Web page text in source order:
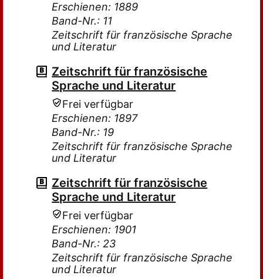
Erschienen: 1889
Band-Nr.: 11
Zeitschrift für französische Sprache
und Literatur
Zeitschrift für französische
Sprache und Literatur
Frei verfügbar
Erschienen: 1897
Band-Nr.: 19
Zeitschrift für französische Sprache
und Literatur
Zeitschrift für französische
Sprache und Literatur
Frei verfügbar
Erschienen: 1901
Band-Nr.: 23
Zeitschrift für französische Sprache
und Literatur